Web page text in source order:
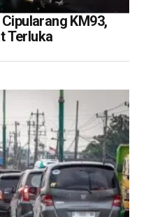
KM93,
Terluka